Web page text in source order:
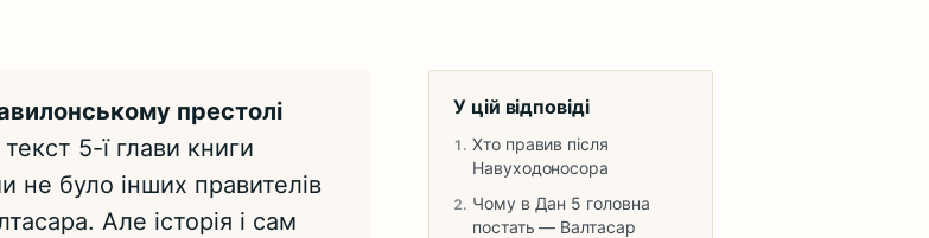
престолі
текст 5-ї глави книги
не було інших правителів
Але історія і сам
У цій відповіді
Хто правив після
Навуходоносора
Чому в Дан 5 головна
постать — Валтасар